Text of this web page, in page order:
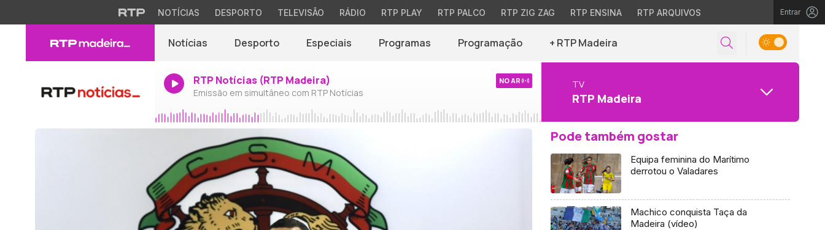
NOTÍCIAS DESPORTO TELEVISÃO RÁDIO RTP PLAY RTP PALCO RTP ZIG ZAG RTP ENSINA RTP ARQUIVOS Entrar
Notícias Desporto Especiais Programas Programação + RTP Madeira
RTP Notícias (RTP Madeira)
Emissão em simultâneo com RTP Notícias
NO AR TV
RTP Madeira
Pode também gostar
Equipa feminina do Marítimo
derrotou o Valadares
Machico conquista Taça da
Madeira (vídeo)